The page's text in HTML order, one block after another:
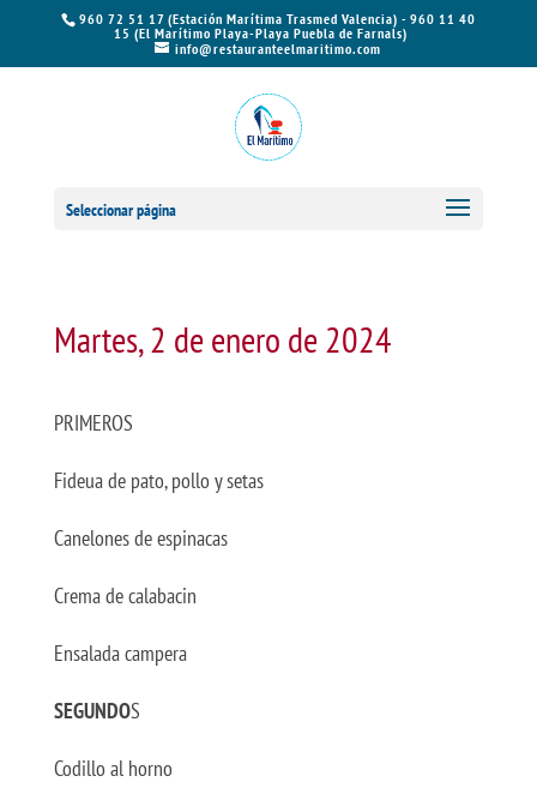
960 72 51 17 (Estación Marítima Trasmed Valencia) - 960 11 40
15 (El Marítimo Playa-Playa Puebla de Farnals)
info@restauranteelmaritimo.com
Seleccionar página
Martes, 2 de enero de 2024
PRIMEROS
Fideua de pato, pollo y setas
Canelones de espinacas
Crema de calabacin
Ensalada campera
SEGUNDOS
Codillo al horno